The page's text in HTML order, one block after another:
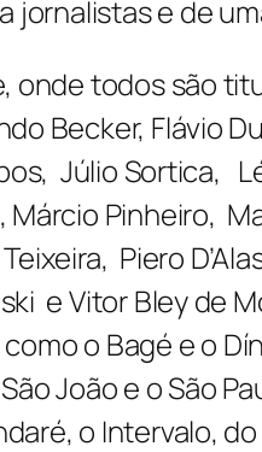
jornalistas e de
onde todos são
Becker, Flávio
Júlio Sortica,
Márcio Pinheiro,
Piero
e Vitor Bley de
o Bagé e o
João e o São
o Intervalo,